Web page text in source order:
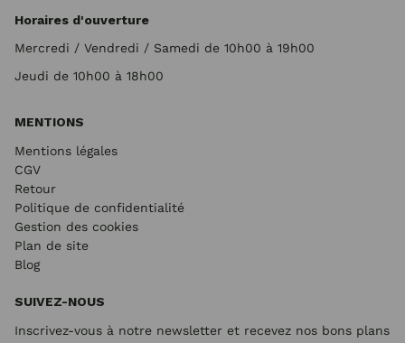
Horaires d'ouverture
Mercredi / Vendredi / Samedi de 10h00 à 19h00
Jeudi de 10h00 à 18h00
MENTIONS
Mentions légales
CGV
Retour
Politique de confidentialité
Gestion des cookies
Plan de site
Blog
SUIVEZ-NOUS
Inscrivez-vous à notre newsletter et recevez nos bons plans